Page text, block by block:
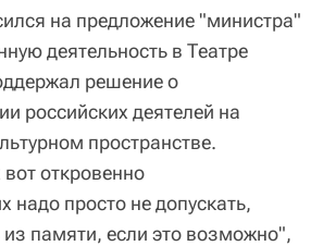
на предложение "министра"
деятельность в Театре
решение о
российских деятелей на
пространстве.
откровенно
просто не допускать,
из памяти, если это возможно",